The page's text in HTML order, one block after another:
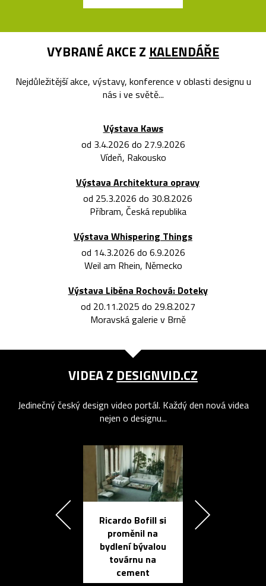
VYBRANÉ AKCE Z KALENDÁŘE
Nejdůležitější akce, výstavy, konference v oblasti designu u
nás i ve světě...
Výstava Kaws
od 3.4.2026 do 27.9.2026
Vídeň, Rakousko
Výstava Architektura opravy
od 25.3.2026 do 30.8.2026
Příbram, Česká republika
Výstava Whispering Things
od 14.3.2026 do 6.9.2026
Weil am Rhein, Německo
Výstava Liběna Rochová: Doteky
od 20.11.2025 do 29.8.2027
Moravská galerie v Brně
VIDEA Z DESIGNVID.CZ
Jedinečný český design video portál. Každý den nová videa
nejen o designu...
Ricardo Bofill si
proměnil na
bydlení bývalou
továrnu na
cement